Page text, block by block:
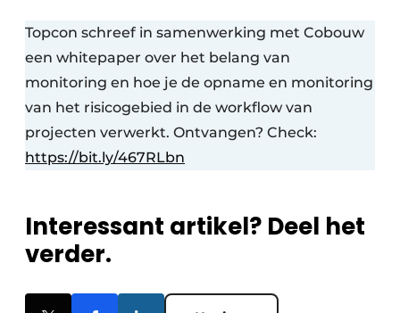
Topcon schreef in samenwerking met Cobouw
een whitepaper over het belang van
monitoring en hoe je de opname en monitoring
van het risicogebied in de workflow van
projecten verwerkt. Ontvangen? Check:
https://bit.ly/467RLbn
Interessant artikel? Deel het
verder.